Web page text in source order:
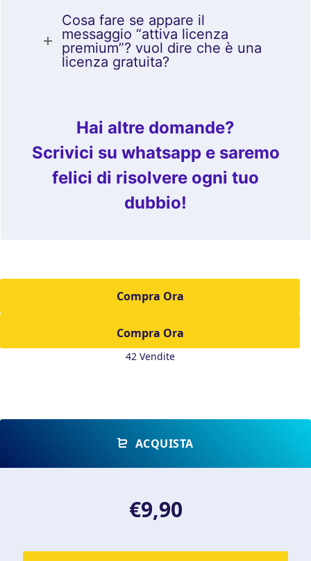
Cosa fare se appare il
messaggio “attiva licenza
premium”? vuol dire che è una
licenza gratuita?
Hai altre domande?
Scrivici su whatsapp e saremo
felici di risolvere ogni tuo
dubbio!
Compra Ora
42 Vendite
ACQUISTA
€9,90